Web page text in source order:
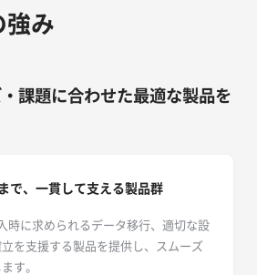
み
課題に合わせた最適な製品を
で、一貫して支える製品群
時に求められるデータ移行、適切な設
を支援する製品を提供し、スムーズ
す。